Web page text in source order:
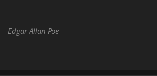
Edgar Allan Poe